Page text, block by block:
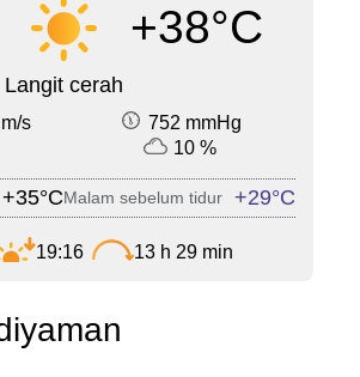
+38°C
Langit cerah
s
752 mmHg
10 %
+35°CMalam sebelum tidur +29°C
19:16 13 h 29 min